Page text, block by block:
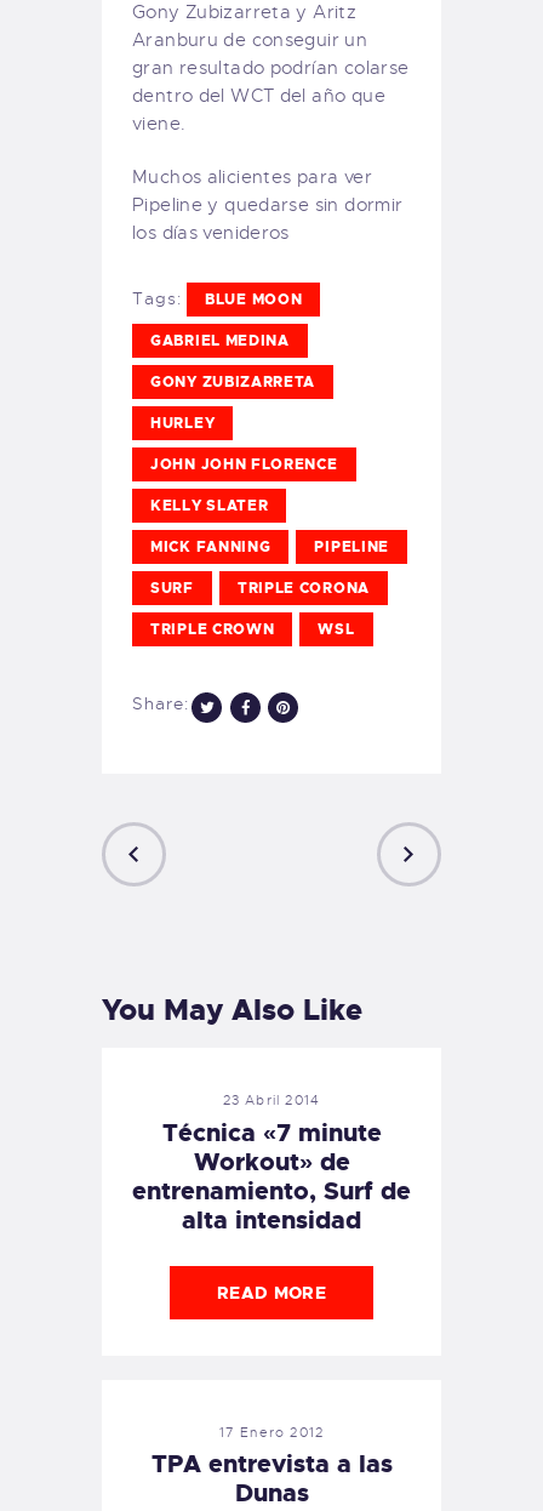
Gony Zubizarreta y Aritz
Aranburu de conseguir un
gran resultado podrían colarse
dentro del WCT del año que
viene.
Muchos alicientes para ver
Pipeline y quedarse sin dormir
los días venideros
Tags: BLUE MOON
GABRIEL MEDINA
GONY ZUBIZARRETA
HURLEY
JOHN JOHN FLORENCE
KELLY SLATER
MICK FANNING PIPELINE
SURF TRIPLE CORONA
TRIPLE CROWN WSL
Share:
You May Also Like
23 Abril 2014
Técnica «7 minute
Workout» de
entrenamiento, Surf de
alta intensidad
READ MORE
17 Enero 2012
TPA entrevista a las
Dunas